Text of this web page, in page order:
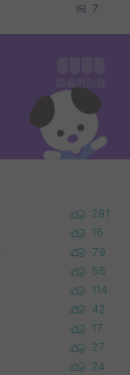
7
281
16
79
56
114
42
17
27
24